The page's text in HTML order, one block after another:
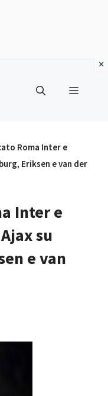
Menu
Roma Inter e
Eriksen e van der
Inter e
su
e van